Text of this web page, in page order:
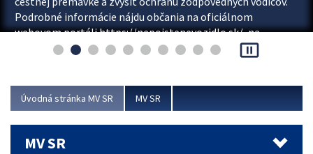
Podrobné informácie nájdu občania na oficiálnom
webovom portáli https://nepoistenevozidlo.sk/, na
ktorom od augusta pribudne aj možnosť overiť si...
pause_presentation
Úvodná stránka MV SR MV SR
MV SR